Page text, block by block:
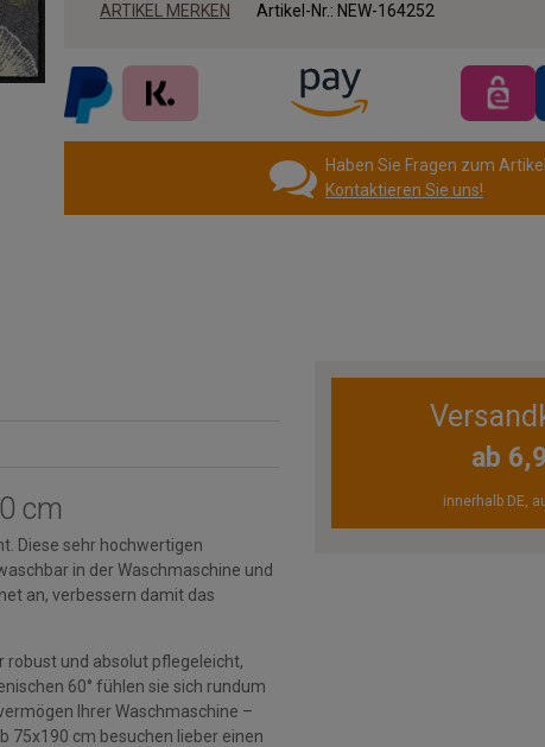
ARTIKEL MERKEN Artikel-Nr.: NEW-164252
Haben Sie Fragen zum
Kontaktieren Sie uns!
cm
Diese sehr hochwertigen
in der Waschmaschine und
an, verbessern damit das
robust und absolut pflegeleicht,
60° fühlen sie sich rundum
Ihrer Waschmaschine –
75x190 cm besuchen lieber einen
ab
innerhalb DE,